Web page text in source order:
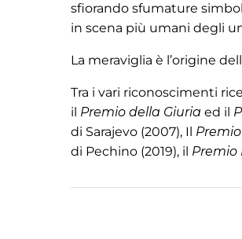
sfiorando sfumature
in scena più umani degli
La meraviglia è l’origine
Tra i vari riconoscimenti
il Premio della Giuria ed il
di Sarajevo (2007), Il
di Pechino (2019), il Premio